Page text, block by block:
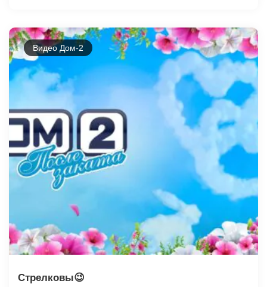
Видео Дом-2
Стрелковы😉